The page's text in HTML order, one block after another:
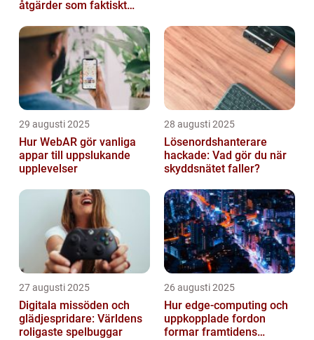
åtgärder som faktiskt
29 augusti 2025
Hur WebAR gör vanliga
appar till uppslukande
upplevelser
28 augusti 2025
Lösenordshanterare
hackade: Vad gör du när
skyddsnätet faller?
27 augusti 2025
Digitala missöden och
glädjespridare: Världens
roligaste spelbuggar
26 augusti 2025
Hur edge‑computing och
uppkopplade fordon
formar framtidens